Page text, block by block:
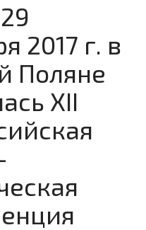
2017 г. в
Поляне
XII